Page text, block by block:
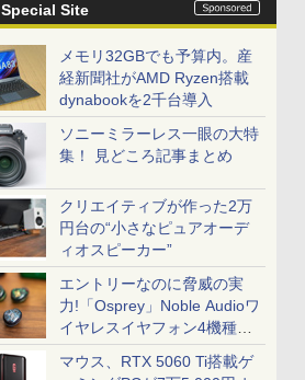
Special Site
メモリ32GBでも予算内。産
経新聞社がAMD Ryzen搭載
dynabookを2千台導入
ソニーミラーレス一眼の大特
集！ 見どころ記事まとめ
クリエイティブが作った2万
円台の“小さなピュアオーデ
ィオスピーカー”
エントリーなのに脅威の実
力!「Osprey」Noble Audioワ
イヤレスイヤフォン4機種を
一気に聴く
マウス、RTX 5060 Ti搭載ゲ